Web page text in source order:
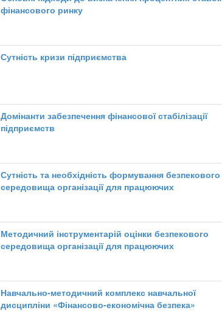
фінансового ринку
Сутність кризи підприємства
Домінанти забезпечення фінансової стабілізації
підприємств
Сутність та необхідність формування безпекового
середовища організації для працюючих
Методичний інструментарій оцінки безпекового
середовища організації для працюючих
Навчально-методичний комплекс навчальної
дисципліни «Фінансово-економічна безпека»